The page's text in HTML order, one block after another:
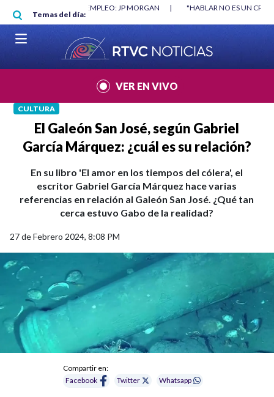
Pasar al contenido principal
Temas del día:
NO DESTRUYÓ EMPLEO: JP MORGAN |
"HABLAR NO ES UN CRIMEN":
2026
|
VER EN VIVO
CULTURA
El Galeón San José, según Gabriel
García Márquez: ¿cuál es su relación?
En su libro 'El amor en los tiempos del cólera', el
escritor Gabriel García Márquez hace varias
referencias en relación al Galeón San José. ¿Qué tan
cerca estuvo Gabo de la realidad?
27 de Febrero 2024, 8:08 PM
Compartir en:
Facebook
Twitter Whatsapp